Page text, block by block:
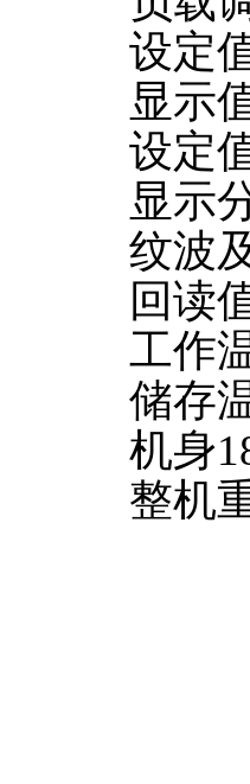
设定
显示
设定
显示
纹波
回读
工作
储存
机身
整机